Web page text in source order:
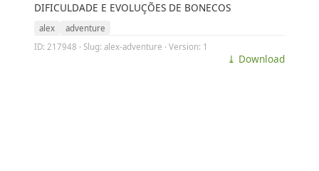
DIFICULDADE E EVOLUÇÕES DE BONECOS
alex
adventure
ID: 217948 · Slug: alex-adventure · Version: 1
⤓ Download